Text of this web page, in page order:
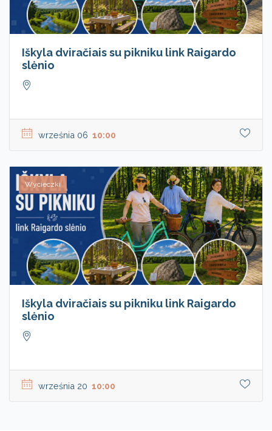
Iškyla dviračiais su pikniku link Raigardo
slėnio
września 06 10:00
Wycieczki
Iškyla dviračiais su pikniku link Raigardo
slėnio
września 20 10:00